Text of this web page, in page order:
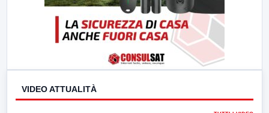
VIDEO ATTUALITÀ